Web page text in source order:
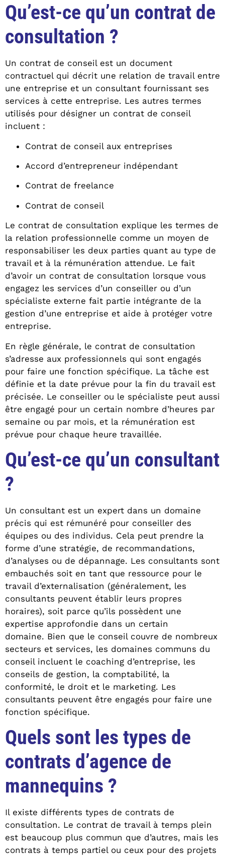
Qu’est-ce qu’un contrat de
consultation ?
Un contrat de conseil est un document
contractuel qui décrit une relation de travail entre
une entreprise et un consultant fournissant ses
services à cette entreprise. Les autres termes
utilisés pour désigner un contrat de conseil
incluent :
Contrat de conseil aux entreprises
Accord d’entrepreneur indépendant
Contrat de freelance
Contrat de conseil
Le contrat de consultation explique les termes de
la relation professionnelle comme un moyen de
responsabiliser les deux parties quant au type de
travail et à la rémunération attendue. Le fait
d’avoir un contrat de consultation lorsque vous
engagez les services d’un conseiller ou d’un
spécialiste externe fait partie intégrante de la
gestion d’une entreprise et aide à protéger votre
entreprise.
En règle générale, le contrat de consultation
s’adresse aux professionnels qui sont engagés
pour faire une fonction spécifique. La tâche est
définie et la date prévue pour la fin du travail est
précisée. Le conseiller ou le spécialiste peut aussi
être engagé pour un certain nombre d’heures par
semaine ou par mois, et la rémunération est
prévue pour chaque heure travaillée.
Qu’est-ce qu’un consultant
?
Un consultant est un expert dans un domaine
précis qui est rémunéré pour conseiller des
équipes ou des individus. Cela peut prendre la
forme d’une stratégie, de recommandations,
d’analyses ou de dépannage. Les consultants sont
embauchés soit en tant que ressource pour le
travail d’externalisation (généralement, les
consultants peuvent établir leurs propres
horaires), soit parce qu’ils possèdent une
expertise approfondie dans un certain
domaine. Bien que le conseil couvre de nombreux
secteurs et services, les domaines communs du
conseil incluent le coaching d’entreprise, les
conseils de gestion, la comptabilité, la
conformité, le droit et le marketing. Les
consultants peuvent être engagés pour faire une
fonction spécifique.
Quels sont les types de
contrats d’agence de
mannequins ?
Il existe différents types de contrats de
consultation. Le contrat de travail à temps plein
est beaucoup plus commun que d’autres, mais les
contrats à temps partiel ou ceux pour des projets